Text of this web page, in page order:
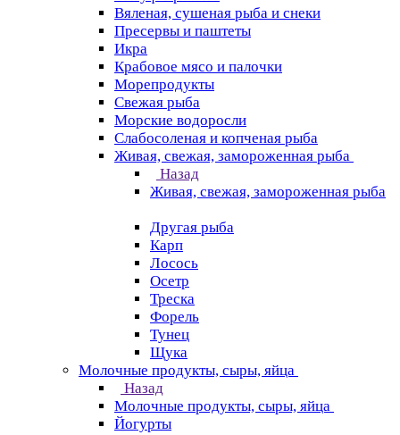
Вяленая, сушеная рыба и снеки
Пресервы и паштеты
Икра
Крабовое мясо и палочки
Морепродукты
Свежая рыба
Морские водоросли
Слабосоленая и копченая рыба
Живая, свежая, замороженная рыба
Назад
Живая, свежая, замороженная рыба
Другая рыба
Карп
Лосось
Осетр
Треска
Форель
Тунец
Щука
Молочные продукты, сыры, яйца
Назад
Молочные продукты, сыры, яйца
Йогурты